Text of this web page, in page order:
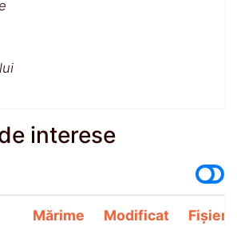
interese
Mărime
Modificat
Fișiere